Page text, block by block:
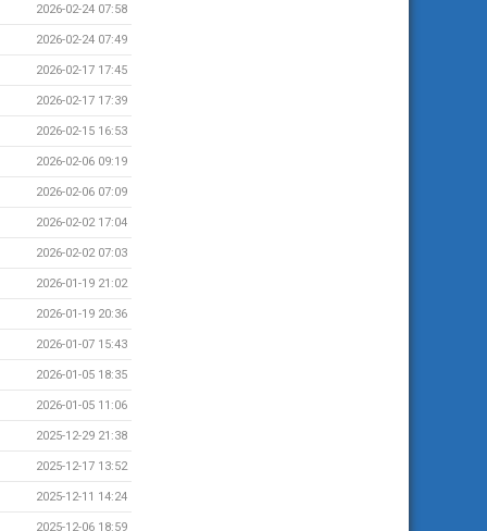
2026-02-24 07:58
2026-02-24 07:49
2026-02-17 17:45
2026-02-17 17:39
2026-02-15 16:53
2026-02-06 09:19
2026-02-06 07:09
2026-02-02 17:04
2026-02-02 07:03
2026-01-19 21:02
2026-01-19 20:36
2026-01-07 15:43
2026-01-05 18:35
2026-01-05 11:06
2025-12-29 21:38
2025-12-17 13:52
2025-12-11 14:24
2025-12-06 18:59